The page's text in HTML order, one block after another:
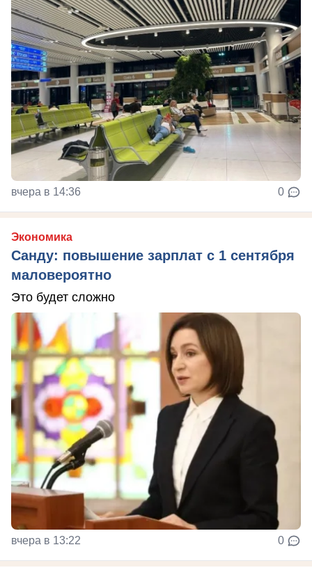
вчера в 14:36 0
Экономика
Санду: повышение зарплат с 1 сентября
маловероятно
Это будет сложно
вчера в 13:22 0